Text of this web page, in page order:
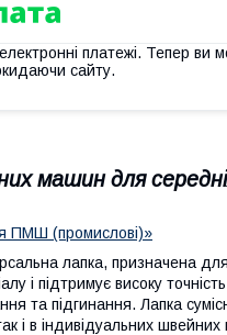
платежі. Тепер ви
сайту.
машин для
ПМШ (промислові)»
лапка, призначена
і підтримує високу
та підгинання. Лапка
і в індивідуальних швейних